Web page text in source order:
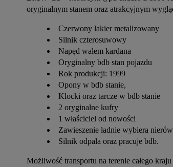
oryginalnym stanem oraz atrakcyjnym
Czerwony lakier metalizowany
Silnik czterosuwowy
Napęd wałem kardana
Oryginalny bdb stan pojazdu
Rok produkcji: 1999
Opony w bdb stanie,
Klocki oraz tarcze w bdb stanie
2 oryginalne kufry
1 właściciel od nowości
Zawieszenie ładnie wybiera
Silnik odpala oraz pracuje bdb.
Możliwość transportu na terenie całego